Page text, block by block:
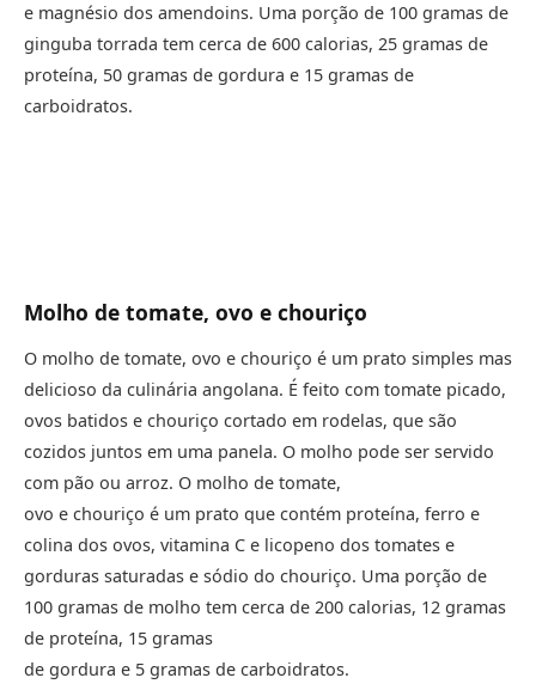
e magnésio dos amendoins. Uma porção de 100 gramas de
ginguba torrada tem cerca de 600 calorias, 25 gramas de
proteína, 50 gramas de gordura e 15 gramas de
carboidratos.
Molho de tomate, ovo e chouriço
O molho de tomate, ovo e chouriço é um prato simples mas
delicioso da culinária angolana. É feito com tomate picado,
ovos batidos e chouriço cortado em rodelas, que são
cozidos juntos em uma panela. O molho pode ser servido
com pão ou arroz. O molho de tomate,
ovo e chouriço é um prato que contém proteína, ferro e
colina dos ovos, vitamina C e licopeno dos tomates e
gorduras saturadas e sódio do chouriço. Uma porção de
100 gramas de molho tem cerca de 200 calorias, 12 gramas
de proteína, 15 gramas
de gordura e 5 gramas de carboidratos.